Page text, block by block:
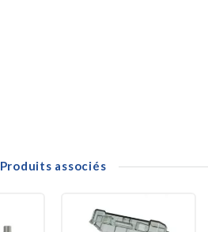
Produits associés